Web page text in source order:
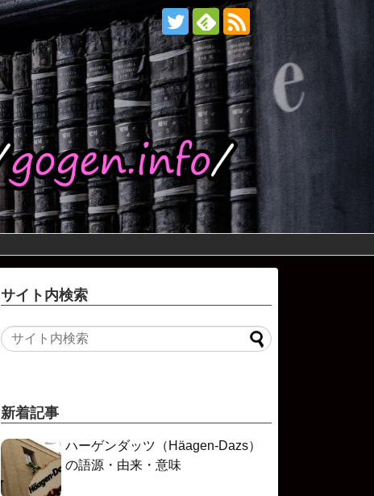
サイト内検索
新着記事
ハーゲンダッツ（Häagen-Dazs）
の語源・由来・意味